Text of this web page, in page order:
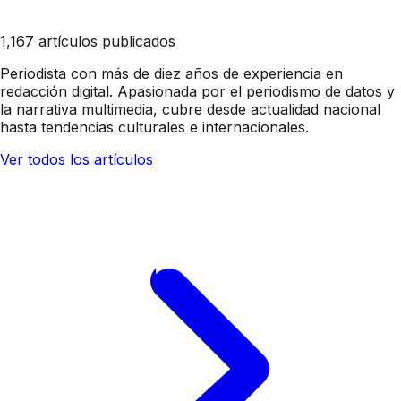
1,167 artículos publicados
Periodista con más de diez años de experiencia en
redacción digital. Apasionada por el periodismo de datos y
la narrativa multimedia, cubre desde actualidad nacional
hasta tendencias culturales e internacionales.
Ver todos los artículos